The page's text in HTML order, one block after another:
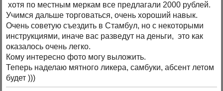
хотя по местным меркам все предлагали 2000 рублей.
Учимся дальше торговаться, очень хороший навык.
Очень советую съездить в Стамбул, но с некоторыми
инструкциями, иначе вас разведут на деньги, это как
оказалось очень легко.
Кому интересно фото могу выложить.
Теперь наделаю мятного ликера, самбуки, абсент летом
будет )))